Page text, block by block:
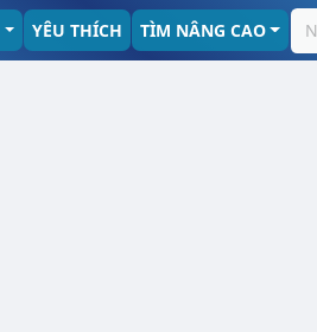
YÊU THÍCH TÌM NÂNG CAO